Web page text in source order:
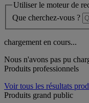
Utiliser le moteur de
Que cherchez-vous ?
chargement en cours...
Nous n'avons pas pu
Produits professionnels
Voir tous les résultats
Produits grand public